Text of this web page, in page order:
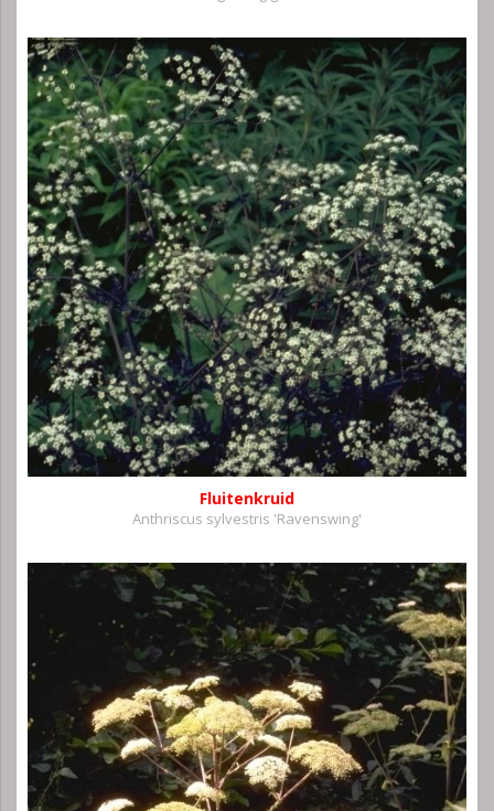
Fluitenkruid
Anthriscus sylvestris 'Ravenswing'